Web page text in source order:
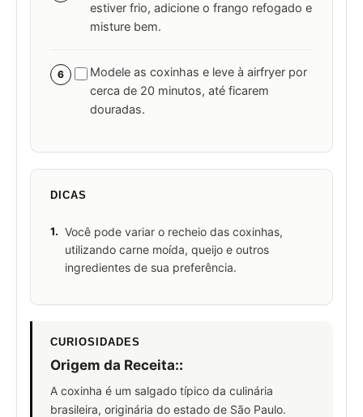
estiver frio, adicione o frango refogado e
misture bem.
6
Modele as coxinhas e leve à airfryer por
cerca de 20 minutos, até ficarem
douradas.
DICAS
1. Você pode variar o recheio das coxinhas,
utilizando carne moída, queijo e outros
ingredientes de sua preferência.
CURIOSIDADES
Origem da Receita::
A coxinha é um salgado típico da culinária
brasileira, originária do estado de São Paulo.